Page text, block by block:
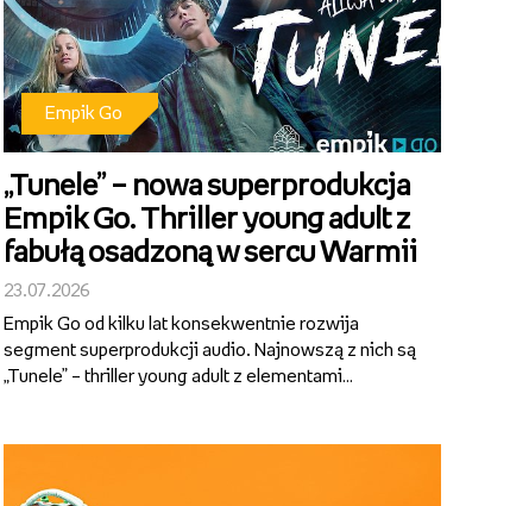
Empik Go
„Tunele” – nowa superprodukcja
Empik Go. Thriller young adult z
fabułą osadzoną w sercu Warmii
23.07.2026
Empik Go od kilku lat konsekwentnie rozwija
segment superprodukcji audio. Najnowszą z nich są
„Tunele” – thriller young adult z elementami